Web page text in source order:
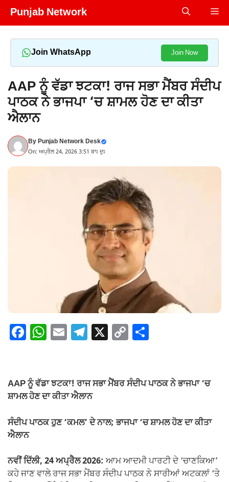
Skip
Punjab Network
Join WhatsApp Join Now
AAP ਨੂੰ ਵੱਡਾ ਝਟਕਾ! ਰਾਜ ਸਭਾ ਮੈਂਬਰ ਸੰਦੀਪ
ਪਾਠਕ ਨੇ ਭਾਜਪਾ ‘ਚ ਸ਼ਾਮਲ ਹੋਣ ਦਾ ਕੀਤਾ
ਐਲਾਨ
ByPunjab Network Desk
On: ਅਪ੍ਰੈਲ 24, 2026 3:51 ਬਾਃ ਦੁਃ
F
e
b
o
o
W
s
A
p
p
E T
gr
a
m
X C
y
n
k
e
AAP ਨੂੰ ਵੱਡਾ ਝਟਕਾ! ਰਾਜ ਸਭਾ ਮੈਂਬਰ ਸੰਦੀਪ ਪਾਠਕ ਨੇ ਭਾਜਪਾ ‘ਚ
ਸ਼ਾਮਲ ਹੋਣ ਦਾ ਕੀਤਾ ਐਲਾਨ
ਸੰਦੀਪ ਪਾਠਕ ਹੁਣ ‘ਕਮਲ’ ਦੇ ਨਾਲ; ਭਾਜਪਾ ‘ਚ ਸ਼ਾਮਲ ਹੋਣ ਦਾ ਕੀਤਾ
ਐਲਾਨ
ਨਵੀਂ ਦਿੱਲੀ, 24 ਅਪ੍ਰੈਲ 2026: ਆਮ ਆਦਮੀ ਪਾਰਟੀ ਦੇ ‘ਚਾਣਕਿਆ’
ਕਹੇ ਜਾਣ ਵਾਲੇ ਰਾਜ ਸਭਾ ਮੈਂਬਰ ਸੰਦੀਪ ਪਾਠਕ ਨੇ ਸਾਰੀਆਂ ਅਟਕਲਾਂ ‘ਤੇ